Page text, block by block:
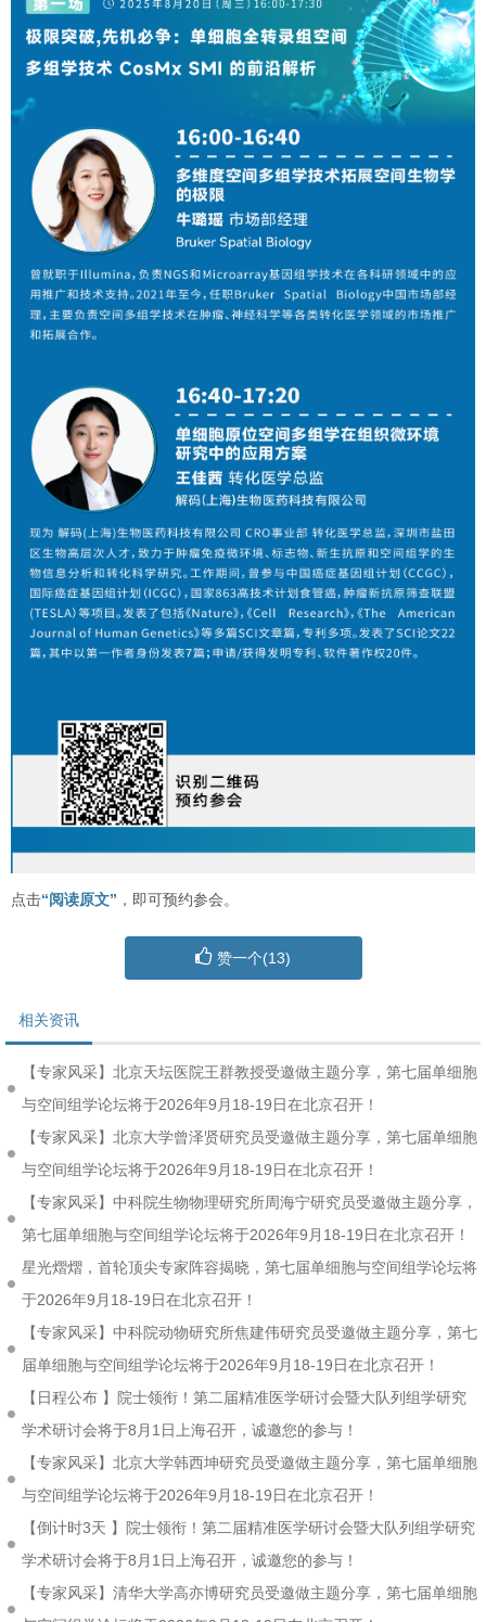
点击“阅读原文” ，即可预约参会。
赞一个(13)
相关资讯
【专家风采】北京天坛医院王群教授受邀做主题分享，第七届单细胞
与空间组学论坛将于2026年9月18-19日在北京召开！
【专家风采】北京大学曾泽贤研究员受邀做主题分享，第七届单细胞
与空间组学论坛将于2026年9月18-19日在北京召开！
【专家风采】中科院生物物理研究所周海宁研究员受邀做主题分享，
第七届单细胞与空间组学论坛将于2026年9月18-19日在北京召开！
星光熠熠，首轮顶尖专家阵容揭晓，第七届单细胞与空间组学论坛将
于2026年9月18-19日在北京召开！
【专家风采】中科院动物研究所焦建伟研究员受邀做主题分享，第七
届单细胞与空间组学论坛将于2026年9月18-19日在北京召开！
【日程公布 】院士领衔！第二届精准医学研讨会暨大队列组学研究
学术研讨会将于8月1日上海召开，诚邀您的参与！
【专家风采】北京大学韩西坤研究员受邀做主题分享，第七届单细胞
与空间组学论坛将于2026年9月18-19日在北京召开！
【倒计时3天 】院士领衔！第二届精准医学研讨会暨大队列组学研究
学术研讨会将于8月1日上海召开，诚邀您的参与！
【专家风采】清华大学高亦博研究员受邀做主题分享，第七届单细胞